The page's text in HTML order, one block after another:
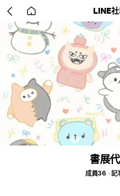
back
to
home
LINE
書展
成員36 記